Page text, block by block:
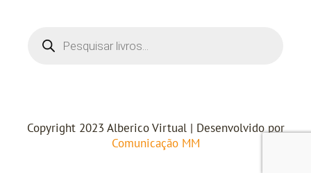
Copyright 2023 Alberico Virtual | Desenvolvido por
Comunicação MM